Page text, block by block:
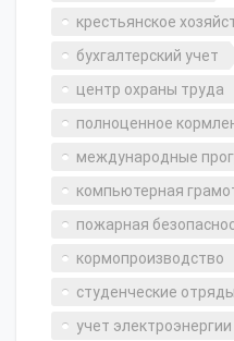
крестьянское
бухгалтерский учет
центр охраны труда
полноценное
международные
компьютерная
пожарная
кормопроизводство
студенческие отряды
учет электроэнергии